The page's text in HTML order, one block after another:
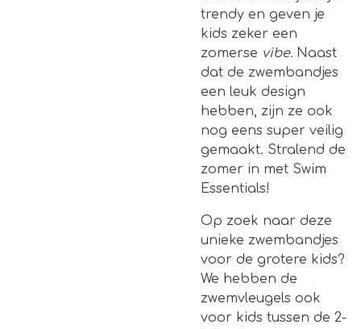
trendy en geven je
kids zeker een
zomerse vibe. Naast
dat de zwembandjes
een leuk design
hebben, zijn ze ook
nog eens super veilig
gemaakt. Stralend de
zomer in met Swim
Essentials!
Op zoek naar deze
unieke zwembandjes
voor de grotere kids?
We hebben de
zwemvleugels ook
voor kids tussen de 2-